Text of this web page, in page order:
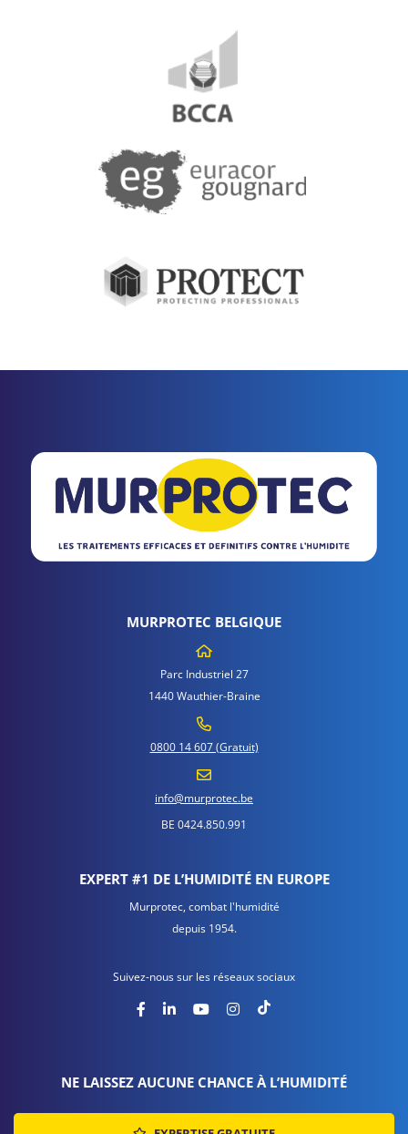
MURPROTEC BELGIQUE
Parc Industriel 27
1440 Wauthier-Braine
0800 14 607 (Gratuit)
info@murprotec.be
BE 0424.850.991
EXPERT #1 DE L’HUMIDITÉ EN EUROPE
Murprotec, combat l'humidité
depuis 1954.
Suivez-nous sur les réseaux sociaux
NE LAISSEZ AUCUNE CHANCE À L’HUMIDITÉ